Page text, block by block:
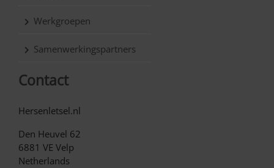
Werkgroepen
Samenwerkingspartners
Contact
Hersenletsel.nl
Den Heuvel 62
6881 VE Velp
Netherlands